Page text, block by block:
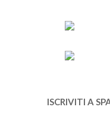
ISCRIVITI A